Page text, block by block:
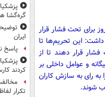
برای تحت فشار قرار
فتنه سال 92 می‌باشد ابراز داشت: این تحریم‌ها تا
قرار دهند تا از
و عوامل داخلی بر
به رای به سازش کاران
شوند.
گره‌گشا
ایران
پاسخ
کردند
تکرار